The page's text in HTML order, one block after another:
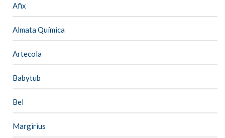
Afix
Almata Química
Artecola
Babytub
Bel
Margirius